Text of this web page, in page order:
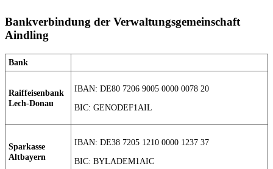
Bankverbindung der Verwaltungsgemeinschaft
Aindling
Bank
Raiffeisenbank
Lech-Donau
IBAN: DE80 7206 9005 0000 0078 20
BIC: GENODEF1AIL
Sparkasse
Altbayern
IBAN: DE38 7205 1210 0000 1237 37
BIC: BYLADEM1AIC